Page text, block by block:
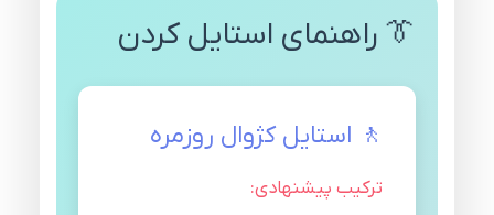
👔 راهنمای استایل کردن
🚶 استایل کژوال روزمره
ترکیب پیشنهادی: